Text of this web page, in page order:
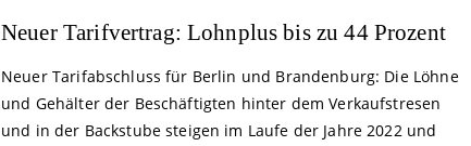
Neuer Tarifvertrag: Lohnplus bis zu 44 Prozent
Neuer Tarifabschluss für Berlin und Brandenburg: Die Löhne
und Gehälter der Beschäftigten hinter dem Verkaufstresen
und in der Backstube steigen im Laufe der Jahre 2022 und